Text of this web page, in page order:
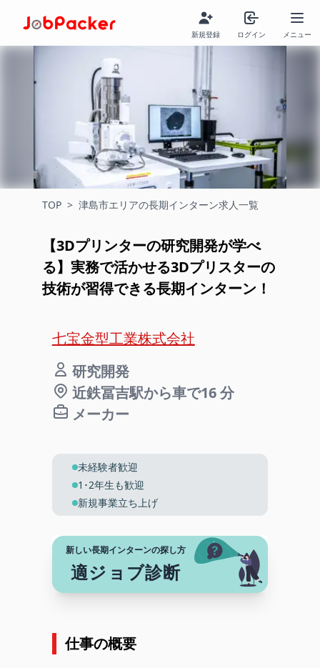
新規登録 ログイン メニュー
TOP > 津島市エリアの長期インターン求人一覧
【3Dプリンターの研究開発が学べ
る】実務で活かせる3Dプリスターの
技術が習得できる長期インターン！
七宝金型工業株式会社
研究開発
近鉄冨吉駅から車で16 分
メーカー
未経験者歓迎
1･2年生も歓迎
新規事業立ち上げ
新しい長期インターンの探し方
適ジョブ診断
仕事の概要